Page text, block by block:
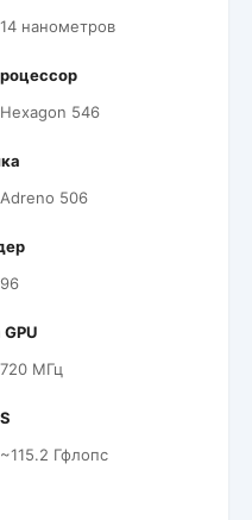
14 нанометров
Hexagon 546
Adreno 506
96
720 МГц
~115.2 Гфлопс